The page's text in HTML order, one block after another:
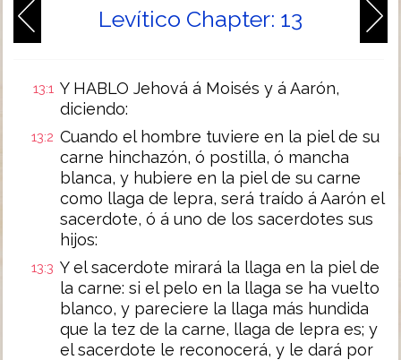
Levítico Chapter: 13
13:1 Y HABLO Jehová á Moisés y á Aarón,
diciendo:
13:2 Cuando el hombre tuviere en la piel de su
carne hinchazón, ó postilla, ó mancha
blanca, y hubiere en la piel de su carne
como llaga de lepra, será traído á Aarón el
sacerdote, ó á uno de los sacerdotes sus
hijos:
13:3 Y el sacerdote mirará la llaga en la piel de
la carne: si el pelo en la llaga se ha vuelto
blanco, y pareciere la llaga más hundida
que la tez de la carne, llaga de lepra es; y
el sacerdote le reconocerá, y le dará por